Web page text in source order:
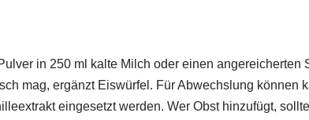
in 250 ml kalte Milch oder einen
mag, ergänzt Eiswürfel. Für Abwechslung können
eingesetzt werden. Wer Obst hinzufügt,